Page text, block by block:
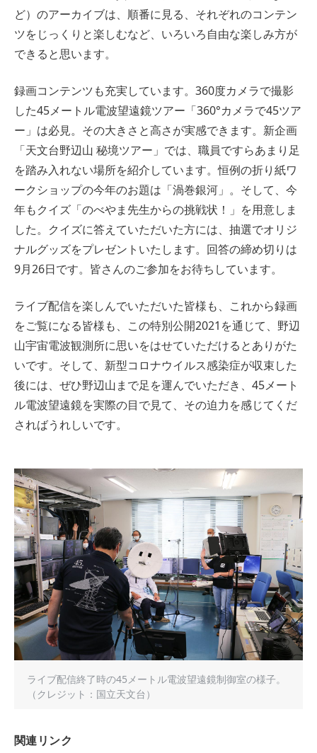
ど）のアーカイブは、順番に見る、それぞれのコンテン
ツをじっくりと楽しむなど、いろいろ自由な楽しみ方が
できると思います。
録画コンテンツも充実しています。360度カメラで撮影
した45メートル電波望遠鏡ツアー「360°カメラで45ツア
ー」は必見。その大きさと高さが実感できます。新企画
「天文台野辺山 秘境ツアー」では、職員ですらあまり足
を踏み入れない場所を紹介しています。恒例の折り紙ワ
ークショップの今年のお題は「渦巻銀河」。そして、今
年もクイズ「のべやま先生からの挑戦状！」を用意しま
した。クイズに答えていただいた方には、抽選でオリジ
ナルグッズをプレゼントいたします。回答の締め切りは
9月26日です。皆さんのご参加をお待ちしています。
ライブ配信を楽しんでいただいた皆様も、これから録画
をご覧になる皆様も、この特別公開2021を通じて、野辺
山宇宙電波観測所に思いをはせていただけるとありがた
いです。そして、新型コロナウイルス感染症が収束した
後には、ぜひ野辺山まで足を運んでいただき、45メート
ル電波望遠鏡を実際の目で見て、その迫力を感じてくだ
さればうれしいです。
ライブ配信終了時の45メートル電波望遠鏡制御室の様子。
（クレジット：国立天文台）
関連リンク